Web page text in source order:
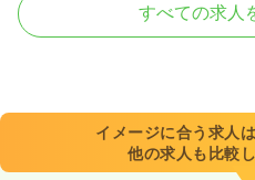
正・准看護師
8:45～17:15
月給23万円以上可
すべての求人
イメージに合う求人
他の求人も比較